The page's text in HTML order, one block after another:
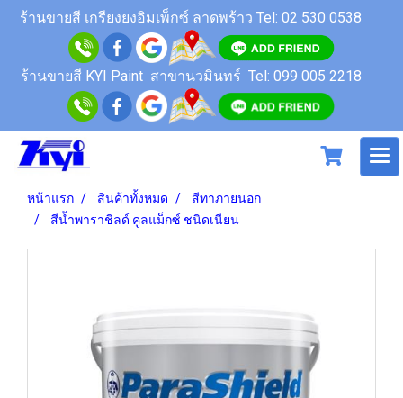
ร้านขายสี เกรียงยงอิมเพ็กซ์ ลาดพร้าว Tel: 02 530 0538
ร้านขายสี KYI Paint สาขานวมินทร์ Tel: 099 005 2218
หน้าแรก สินค้าทั้งหมด
สีทาภายนอก
สีน้ำพาราชิลด์ คูลแม็กซ์ ชนิดเนียน